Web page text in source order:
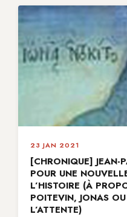
23 JAN 2021
[CHRONIQUE] JEAN-
POUR UNE
L’HISTOIRE (À
POITEVIN, JONAS
L’ATTENTE)